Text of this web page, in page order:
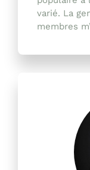
varié. La
membres